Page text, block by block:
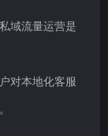
域流量运营是
对本地化客服